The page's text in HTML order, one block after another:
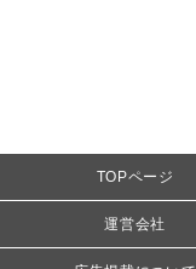
TOPページ
運営会社